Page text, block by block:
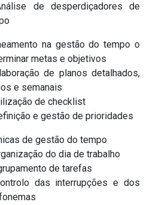
de desperdiçadores de
na gestão do tempo o
metas e objetivos
de planos detalhados,
e semanais
de checklist
e gestão de prioridades
de gestão do tempo
do dia de trabalho
de tarefas
das interrupções e dos